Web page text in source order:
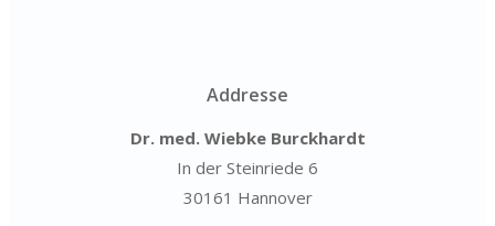
Addresse
Dr. med. Wiebke Burckhardt
In der Steinriede 6
30161 Hannover